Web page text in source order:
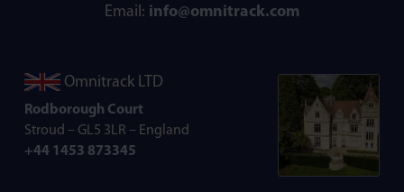
Email: info@omnitrack.com
Omnitrack LTD
Rodborough Court
Stroud – GL5 3LR – England
+44 1453 873345